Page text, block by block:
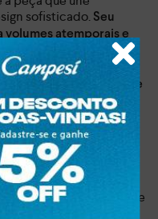
sofisticado. Seu
volumes atemporais e
perfeitamente comos
um toque de brilho e
interno e um peso de
ideal para o seu dia a
itens essenciais
bolsa é um
a liberdade de
ou de um passeio de
único acessório que